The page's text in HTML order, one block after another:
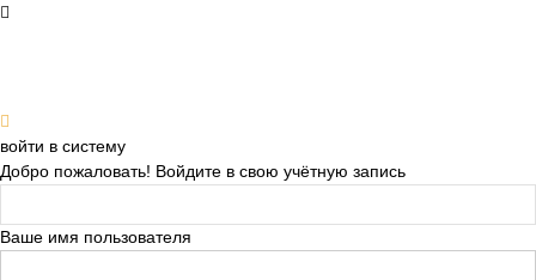
войти в систему
Добро пожаловать! Войдите в свою учётную запись
Ваше имя пользователя